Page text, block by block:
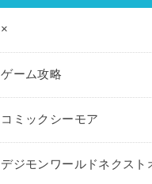
×
ゲーム攻略
コミックシーモア
デジモンワールドネクスト